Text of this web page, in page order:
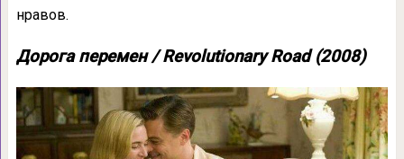
нравов.
Дорога перемен / Revolutionary Road (2008)